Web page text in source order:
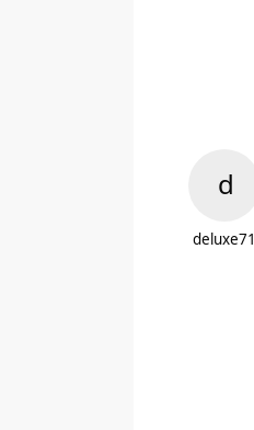
deluxe71